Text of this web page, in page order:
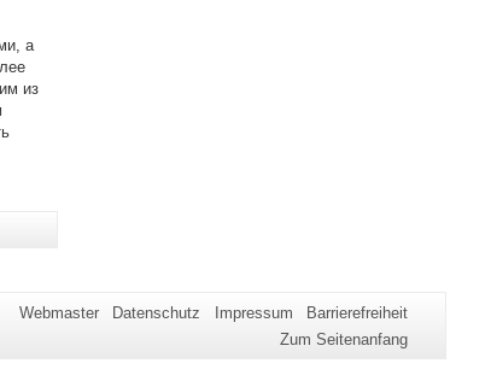
а
из
Webmaster Datenschutz Impressum
Barrierefreiheit
Zum Seitenanfang